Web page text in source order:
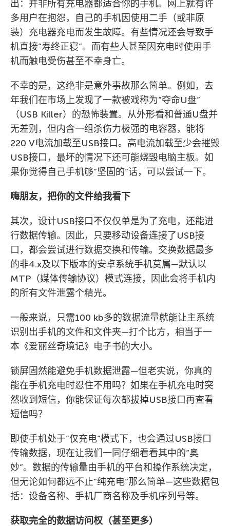
出：并非所有充电器都适合你的手机。网上就有许
多用户在抱怨，自己的手机因使用二手（或非原
装）充电器充电而发生故障。有些情况还会导致手
机直接”寿终正寝”。而有些人甚至因充电时使用手
机而触电受伤甚至不幸身亡。
不幸的是，这绝非是意外事故那么简单。例如，去
年我们在市场上发现了一款被戏称为”夺命U盘”
（USB Killer）的恐怖装置。从外形看和普通U盘并
无差别，但内含一组杀伤力极强的电容器，能将
220 V电流加载至USB接口。高电流加载至少会摧毁
USB接口，最坏的情况下还可能烧毁电脑主板。如
果你觉得自己手机够”坚固的”话，可以尝试一下。
嗨朋友，把你的文件给我看下
其次，设计USB接口不仅仅单是为了充电，还能进
行数据传输。因此，只要移动设备连接了USB接
口，都会尝试进行数据交换和传输。交换数据最多
的非4.x及以下版本的安卓系统手机莫属—默认以
MTP（媒体传输协议）模式连接，因此会将手机内
的所有文件泄露个精光。
一般来说，只需100 kb多的数据流量就能让主系统
识别出手机的文件和文件夹—打个比方，相当于一
本《爱丽丝奇境记》电子书的大小。
锁屏固然能避免手机数据泄露—但老实说，你真的
能在手机充电时忍住不用吗？如果在手机充电时突
然收到短信，你能保证每次都拔掉USB接口再查看
短信吗？
即使手机处于”仅充电”模式下，也会通过USB接口
传输数据，现在让我们一同仔细看看其中的”奥
妙”。数据的传输量由手机的平台和操作系统决定，
但无论如何都远不止”纯充电”那么简单—这些数据包
括：设备名称、手机厂商名称及手机序列号等。
获取完全的数据访问权（甚至更多）